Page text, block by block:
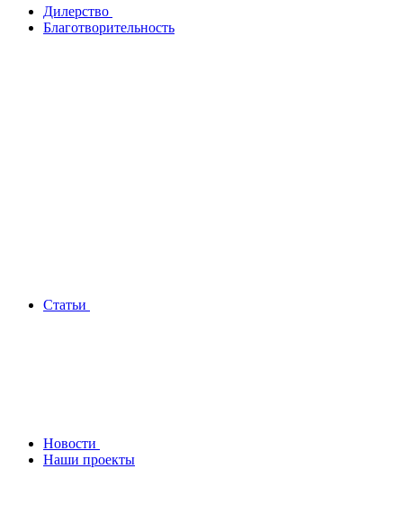
Дилерство
Благотворительность
Статьи
Новости
Наши проекты